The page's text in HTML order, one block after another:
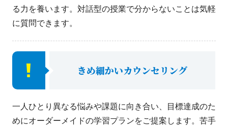
る力を養います。対話型の授業で分からないことは気軽
に質問できます。
きめ細かいカウンセリング
一人ひとり異なる悩みや課題に向き合い、目標達成のた
めにオーダーメイドの学習プランをご提案します。苦手